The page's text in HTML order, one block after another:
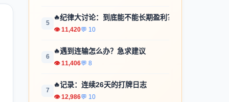
5
🔥纪律大讨论：到底能不能长期盈利？
👁 11,420💬 10
6
🔥遇到连输怎么办？急求建议
👁 11,406💬 8
7
🔥记录：连续26天的打牌日志
👁 12,986💬 10